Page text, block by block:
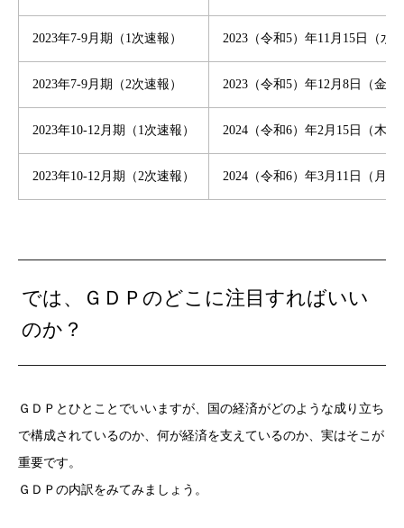
2023年7-9月期（1次速報） 2023（令和5）年11月15日（水
2023年7-9月期（2次速報） 2023（令和5）年12月8日（金）
2023年10-12月期（1次速報） 2024（令和6）年2月15日（木）
2023年10-12月期（2次速報） 2024（令和6）年3月11日（月）
では、ＧＤＰのどこに注目すればいい
のか？
ＧＤＰとひとことでいいますが、国の経済がどのような成り立ち
で構成されているのか、何が経済を支えているのか、実はそこが
重要です。
ＧＤＰの内訳をみてみましょう。